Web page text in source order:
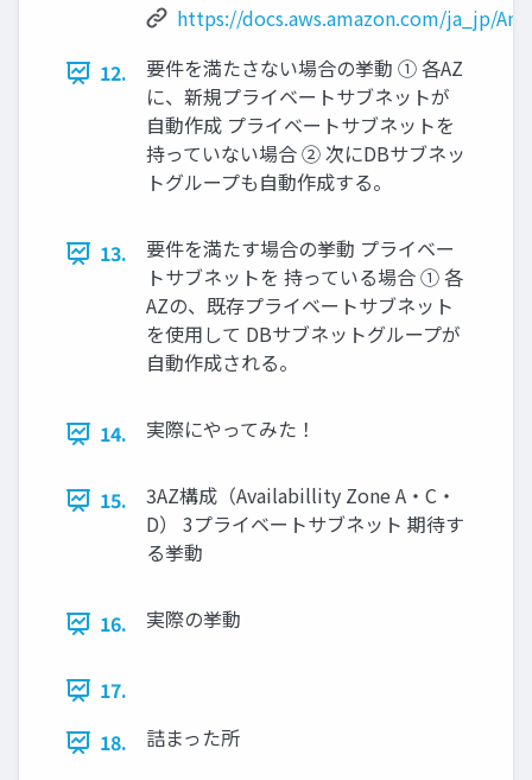
https://docs.aws.amazon.com/ja_jp/
12.
要件を満たさない場合の挙動 ① 各AZ
に、新規プライベートサブネットが
自動作成 プライベートサブネットを
持っていない場合 ② 次にDBサブネッ
トグループも自動作成する。
13.
要件を満たす場合の挙動 プライベー
トサブネットを 持っている場合 ① 各
AZの、既存プライベートサブネット
を使用して DBサブネットグループが
自動作成される。
14. 実際にやってみた！
15.
3AZ構成（Availabillity Zone A・C・
D） 3プライベートサブネット 期待す
る挙動
16. 実際の挙動
17.
18.
詰まった所